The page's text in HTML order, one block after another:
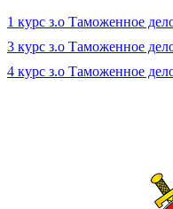
1 курс з.о Таможенное
3 курс з.о Таможенное
4 курс з.о Таможенное